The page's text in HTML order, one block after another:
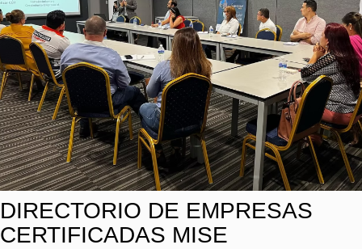
DIRECTORIO DE EMPRESAS
CERTIFICADAS MISE